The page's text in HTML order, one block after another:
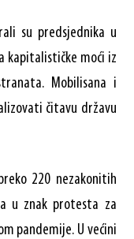
su predsjednika u
kapitalističke moći iz
Mobilisana i
čitavu državu
220 nezakonitih
u znak protesta za
pandemije. U većini